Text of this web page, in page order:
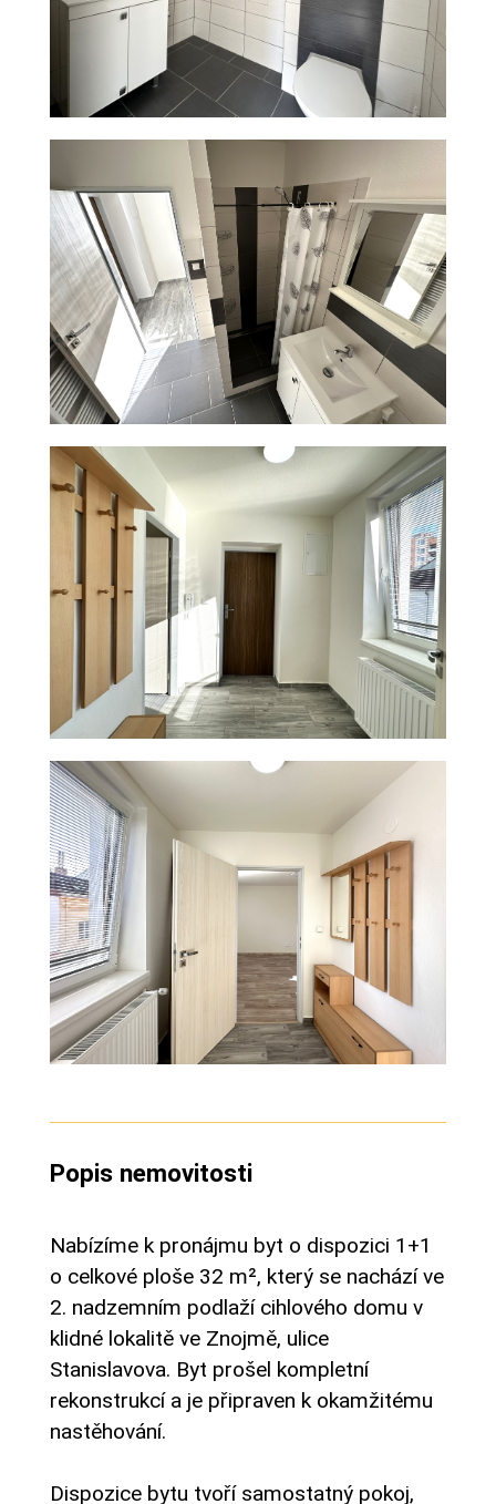
Popis nemovitosti
Nabízíme k pronájmu byt o dispozici 1+1
o celkové ploše 32 m², který se nachází ve
2. nadzemním podlaží cihlového domu v
klidné lokalitě ve Znojmě, ulice
Stanislavova. Byt prošel kompletní
rekonstrukcí a je připraven k okamžitému
nastěhování.
Dispozice bytu tvoří samostatný pokoj,